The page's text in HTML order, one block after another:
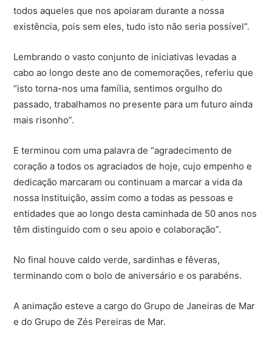
todos aqueles que nos apoiaram durante a nossa
existência, pois sem eles, tudo isto não seria possível”.
Lembrando o vasto conjunto de iniciativas levadas a
cabo ao longo deste ano de comemorações, referiu que
“isto torna-nos uma família, sentimos orgulho do
passado, trabalhamos no presente para um futuro ainda
mais risonho”.
E terminou com uma palavra de “agradecimento de
coração a todos os agraciados de hoje, cujo empenho e
dedicação marcaram ou continuam a marcar a vida da
nossa Instituição, assim como a todas as pessoas e
entidades que ao longo desta caminhada de 50 anos nos
têm distinguido com o seu apoio e colaboração”.
No final houve caldo verde, sardinhas e fêveras,
terminando com o bolo de aniversário e os parabéns.
A animação esteve a cargo do Grupo de Janeiras de Mar
e do Grupo de Zés Pereiras de Mar.